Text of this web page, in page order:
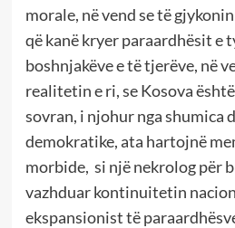
morale, në vend se të
që kanë kryer paraardhësit e
boshnjakëve e të tjerëve, në
realitetin e ri, se Kosova
sovran, i njohur nga shumica
demokratike, ata hartojnë
morbide, si një nekrolog për
vazhduar kontinuitetin
ekspansionist të